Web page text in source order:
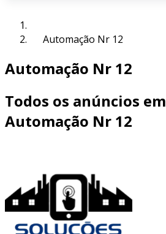
Automação Nr 12
Automação Nr 12
Todos os anúncios em
Automação Nr 12